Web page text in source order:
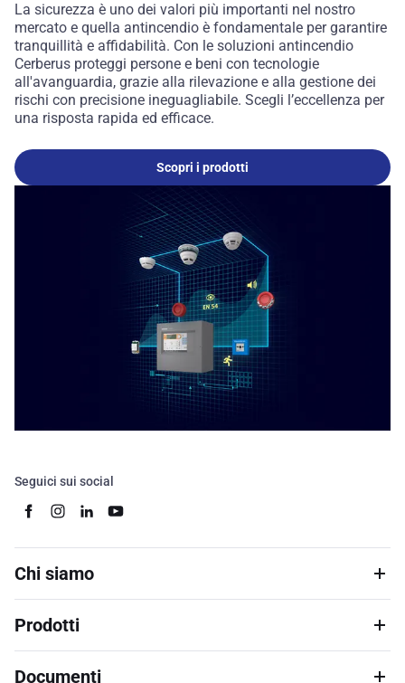
La sicurezza è uno dei valori più importanti nel nostro
mercato e quella antincendio è fondamentale per garantire
tranquillità e affidabilità. Con le soluzioni antincendio
Cerberus proteggi persone e beni con tecnologie
all'avanguardia, grazie alla rilevazione e alla gestione dei
rischi con precisione ineguagliabile. Scegli l’eccellenza per
una risposta rapida ed efficace.
Scopri i prodotti
Seguici sui social
Chi siamo
Prodotti
Documenti